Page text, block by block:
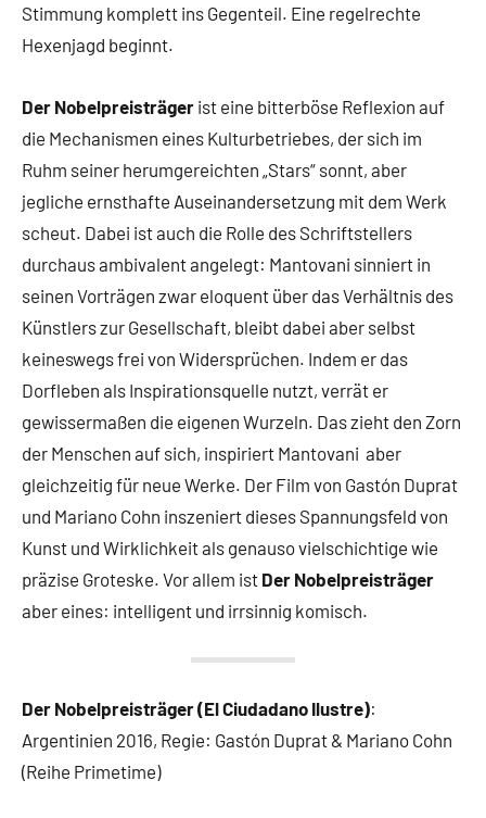
Stimmung komplett ins Gegenteil. Eine regelrechte
Hexenjagd beginnt.
Der Nobelpreisträger ist eine bitterböse Reflexion auf
die Mechanismen eines Kulturbetriebes, der sich im
Ruhm seiner herumgereichten „Stars“ sonnt, aber
jegliche ernsthafte Auseinandersetzung mit dem Werk
scheut. Dabei ist auch die Rolle des Schriftstellers
durchaus ambivalent angelegt: Mantovani sinniert in
seinen Vorträgen zwar eloquent über das Verhältnis des
Künstlers zur Gesellschaft, bleibt dabei aber selbst
keineswegs frei von Widersprüchen. Indem er das
Dorfleben als Inspirationsquelle nutzt, verrät er
gewissermaßen die eigenen Wurzeln. Das zieht den Zorn
der Menschen auf sich, inspiriert Mantovani aber
gleichzeitig für neue Werke. Der Film von Gastón Duprat
und Mariano Cohn inszeniert dieses Spannungsfeld von
Kunst und Wirklichkeit als genauso vielschichtige wie
präzise Groteske. Vor allem ist Der Nobelpreisträger
aber eines: intelligent und irrsinnig komisch.
Der Nobelpreisträger (El Ciudadano Ilustre):
Argentinien 2016, Regie: Gastón Duprat & Mariano Cohn
(Reihe Primetime)